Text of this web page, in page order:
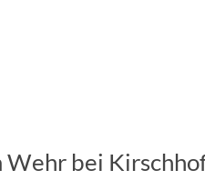
Wehr bei